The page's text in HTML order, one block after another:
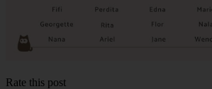
Rate this post